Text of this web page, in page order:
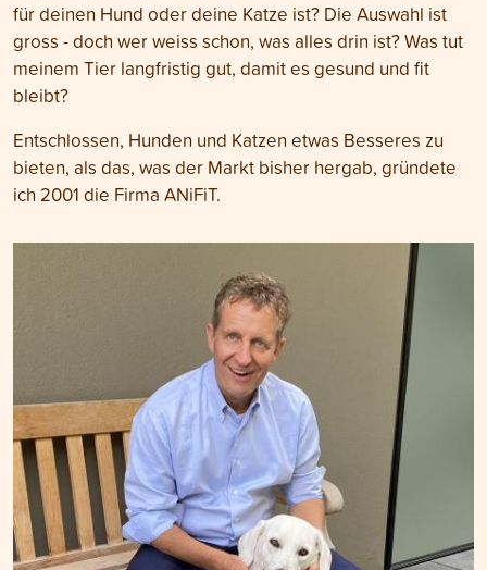
für deinen Hund oder deine Katze ist? Die Auswahl ist
gross - doch wer weiss schon, was alles drin ist? Was tut
meinem Tier langfristig gut, damit es gesund und fit
bleibt?
Entschlossen, Hunden und Katzen etwas Besseres zu
bieten, als das, was der Markt bisher hergab, gründete
ich 2001 die Firma ANiFiT.